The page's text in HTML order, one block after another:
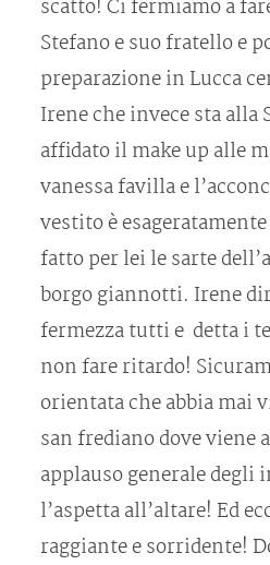
scatto! Ci fermiamo a
Stefano e suo fratello e
preparazione in Lucca
Irene che invece sta alla
affidato il make up alle
vanessa favilla e
vestito è
fatto per lei le sarte
borgo giannotti. Irene
fermezza tutti e detta i
non fare ritardo!
orientata che abbia mai
san frediano dove viene
applauso generale degli
l’aspetta all’altare! Ed
raggiante e sorridente!